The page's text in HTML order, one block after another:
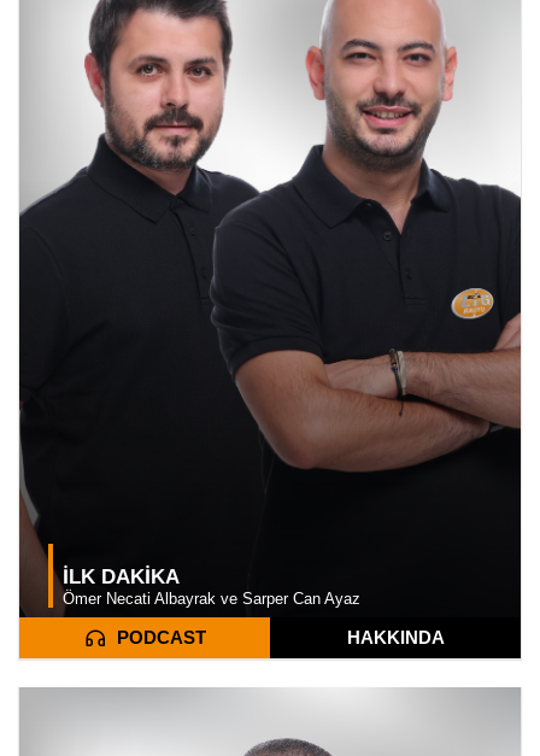
İLK DAKİKA
Ömer Necati Albayrak ve Sarper Can Ayaz
PODCAST HAKKINDA